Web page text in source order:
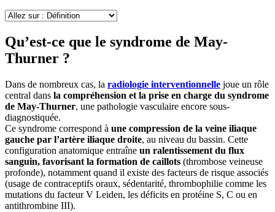
Qu’est-ce que le syndrome de May-
Thurner ?
Dans de nombreux cas, la radiologie interventionnelle joue un rôle
central dans la compréhension et la prise en charge du syndrome
de May-Thurner, une pathologie vasculaire encore sous-
diagnostiquée.
Ce syndrome correspond à une compression de la veine iliaque
gauche par l’artère iliaque droite, au niveau du bassin. Cette
configuration anatomique entraîne un ralentissement du flux
sanguin, favorisant la formation de caillots (thrombose veineuse
profonde), notamment quand il existe des facteurs de risque associés
(usage de contraceptifs oraux, sédentarité, thrombophilie comme les
mutations du facteur V Leiden, les déficits en protéine S, C ou en
antithrombine III).